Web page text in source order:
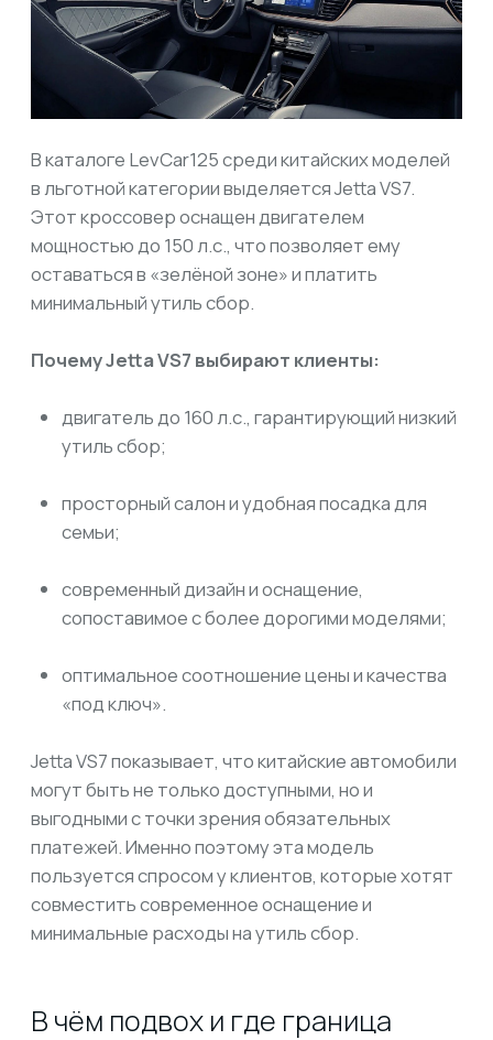
Jetta VS7 показывает, что китайские автомобили
могут быть не только доступными, но и
выгодными с точки зрения обязательных
платежей. Именно поэтому эта модель
пользуется спросом у клиентов, которые хотят
совместить современное оснащение и
В чём подвох и где граница
Многие китайские производители стараются
предлагать версии автомобилей как раз «на
грани» — с двигателями около 158–160 л.с. Для
покупателя это большой плюс: мощность
модификации с мощностью выше 160 л.с.
автоматически становятся дороже из-за
рублей только на этом платеже;
чем ближе мощность к пороговому значению,
характеристики именно той версии, которую вы
Почему LevCar125 делает
акцент на «до 160 л.с.»
которые подходят под условия льготы. Мы
отслеживаем комплектации и версии так, чтобы
клиенты могли сэкономить именно на утиль
сборе. Для китайских моделей это особенно
важно, потому что разница в мощности
двигателя напрямую влияет на конечную цену.
Наши специалисты помогают:
подобрать оптимальную комплектацию;
стоит ли переплачивать за «лишние» 10–20